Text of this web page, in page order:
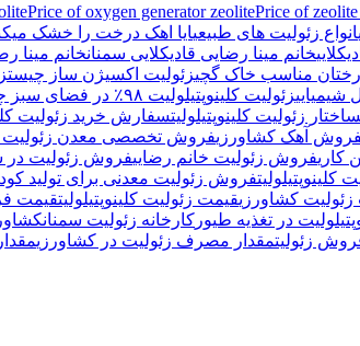
Price of oxygen generator zeolitePrice of
انواع زئولیت های طبیعیایا اهک درخت را خشک
خانم مینا رضایی قادیکلایی سمنانخانم مینا
مناسب خاک گچیزئولیت اکسیژن ساز چیست
شیمیاییزئولیت کلینوپتیلولیت ۹۸٪ در فضای سبز چمن
ساختار زئولیت کلینوپتیلولیتسفارش خرید زئولیت
آهک کشاورزیفروش تخصصی معدن زئولیت
کاریفروش زئولیت خانم رضاییفروش زئولیت در
فروش زئولیت معدنی برای تولید کود
کشاورزیقیمت زئولیت کلینوپتیلولیتقیمت
در تغذیه طیور کارخانه زئولیت سمنان
زئولیتمقدار مصرف زئولیت در کشاورزی